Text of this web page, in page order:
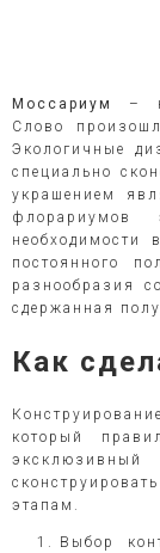
Моссариум –
Слово
Экологичные
специально
украшением
флорариумов
необходимости
постоянного
разнообразия
сдержанная
Как
который
этапам.
Выбор